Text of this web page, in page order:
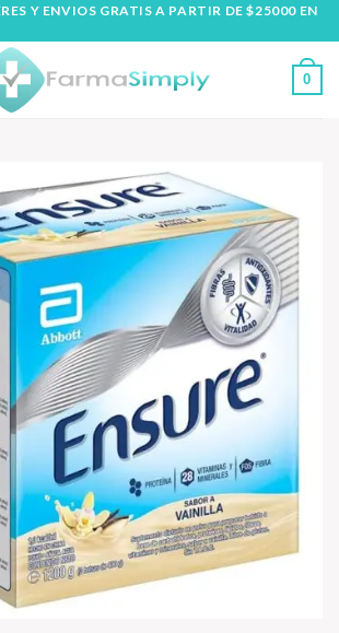
Y ENVIOS GRATIS A PARTIR DE $25000 EN
0